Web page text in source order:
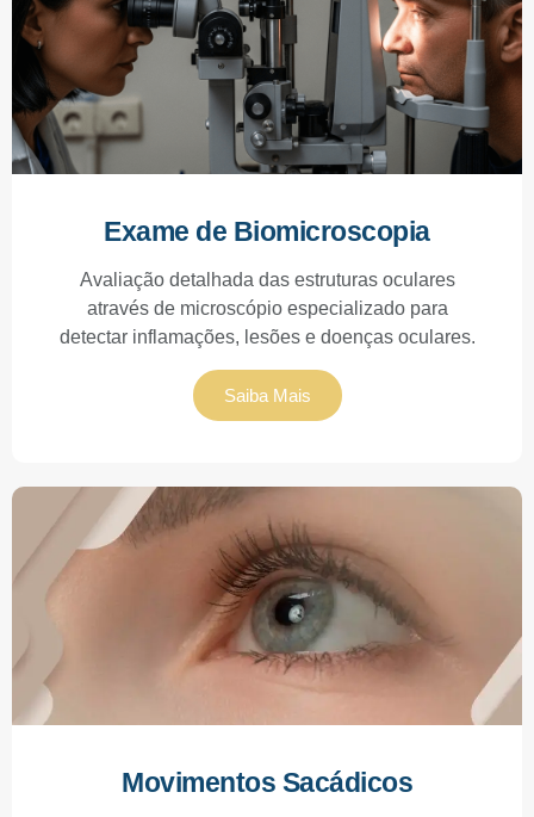
Exame de Biomicroscopia
Avaliação detalhada das estruturas oculares
através de microscópio especializado para
detectar inflamações, lesões e doenças oculares.
Saiba Mais
Movimentos Sacádicos